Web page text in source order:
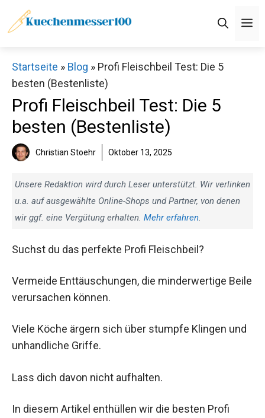
Inhalt
Startseite » Blog » Profi Fleischbeil Test: Die 5
besten (Bestenliste)
Profi Fleischbeil Test: Die 5
besten (Bestenliste)
Christian Stoehr Oktober 13, 2025
Unsere Redaktion wird durch Leser unterstützt. Wir verlinken
u.a. auf ausgewählte Online-Shops und Partner, von denen
wir ggf. eine Vergütung erhalten. Mehr erfahren.
Suchst du das perfekte Profi Fleischbeil?
Vermeide Enttäuschungen, die minderwertige Beile
verursachen können.
Viele Köche ärgern sich über stumpfe Klingen und
unhandliche Griffe.
Lass dich davon nicht aufhalten.
In diesem Artikel enthüllen wir die besten Profi